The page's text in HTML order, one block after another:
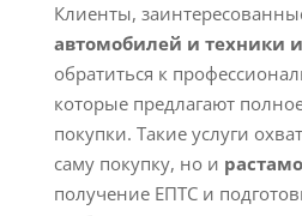
Клиенты,
автомобилей и техники
обратиться к
которые предлагают
покупки. Такие услуги
саму покупку, но и
получение ЕПТС и